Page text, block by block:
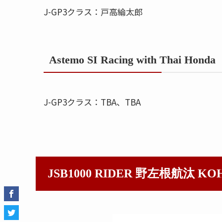
J-GP3クラス：戸高綸太郎
Astemo SI Racing with Thai Honda
J-GP3クラス：TBA、TBA
JSB1000 RIDER 野左根航汰